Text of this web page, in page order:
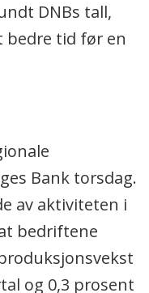
DNBs tall,
bedre tid før en
Bank torsdag.
av aktiviteten i
bedriftene
og 0,3 prosent